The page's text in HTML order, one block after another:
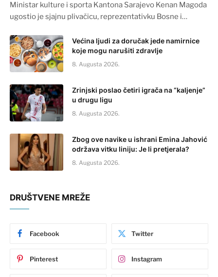
Ministar kulture i sporta Kantona Sarajevo Kenan Magoda
ugostio je sjajnu plivačicu, reprezentativku Bosne i…
Većina ljudi za doručak jede namirnice
koje mogu narušiti zdravlje
8. Augusta 2026.
Zrinjski poslao četiri igrača na “kaljenje”
u drugu ligu
8. Augusta 2026.
Zbog ove navike u ishrani Emina Jahović
održava vitku liniju: Je li pretjerala?
8. Augusta 2026.
DRUŠTVENE MREŽE
Facebook Twitter
Pinterest Instagram